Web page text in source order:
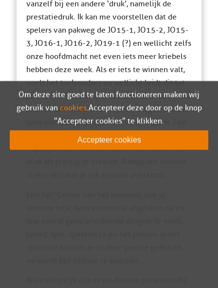
vanzelf bij een andere ‘druk’, namelijk de
prestatiedruk. Ik kan me voorstellen dat de
spelers van pakweg de JO15-1, JO15-2, JO15-
3, JO16-1, JO16-2, JO19-1 (?) en wellicht zelfs
onze hoofdmacht net even iets meer kriebels
hebben deze week. Als er iets te winnen valt,
voelt het toch anders en wellicht leidt dit tot
prestatiedruk. Een speler, maar zeker ook een
trainer, kan ‘onder druk’ ineens dingen doen of
juist niet doen, die normaal vanzelf gaan. Een
boeiend psychologisch gebeuren, maar
hopelijk weten al onze spelers en trainers de
Om deze site goed te laten functioneren maken wij
gebruik van cookies. Accepteer deze door op de knop
"Accepteer cookies" te klikken.
Accepteer cookies